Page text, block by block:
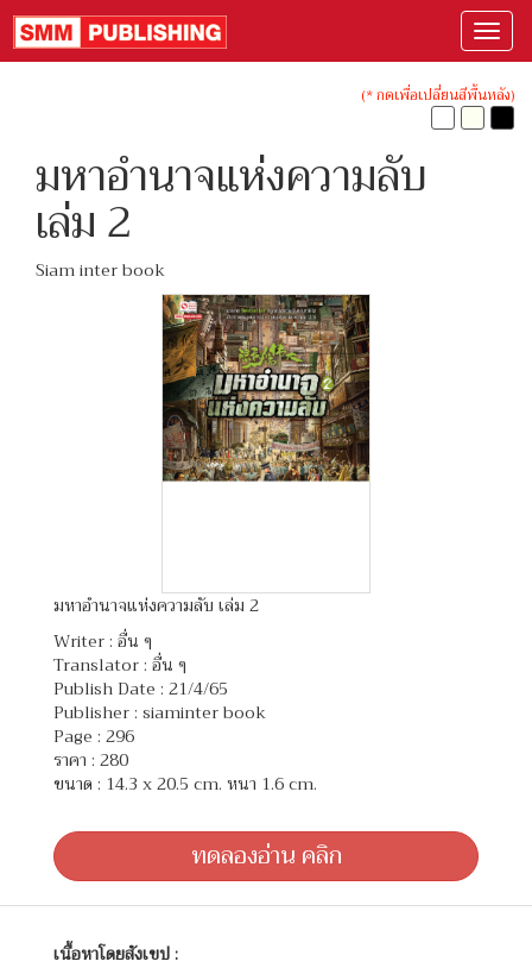
(* กดเพื่อเปลี่ยนสีพื้นหลัง)
มหาอำนาจแห่งความลับ
เล่ม 2
Siam inter book
มหาอำนาจแห่งความลับ เล่ม 2
Writer : อื่น ๆ
Translator : อื่น ๆ
Publish Date : 21/4/65
Publisher : siaminter book
Page : 296
ราคา : 280
ขนาด : 14.3 x 20.5 cm. หนา 1.6 cm.
ทดลองอ่าน คลิก
เนื้อหาโดยสังเขป :